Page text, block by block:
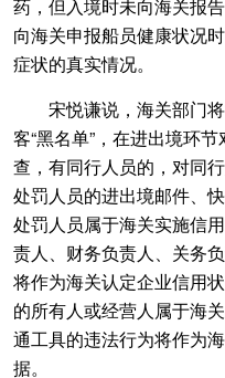
药，但入境时未向海关报
向海关申报船员健康状况
症状的真实情况。
宋悦谦说，海关部门将
客“黑名单”，在进出境环
查，有同行人员的，对同
处罚人员的进出境邮件、
处罚人员属于海关实施信
责人、财务负责人、关务
将作为海关认定企业信用
的所有人或经营人属于海
通工具的违法行为将作为
据。